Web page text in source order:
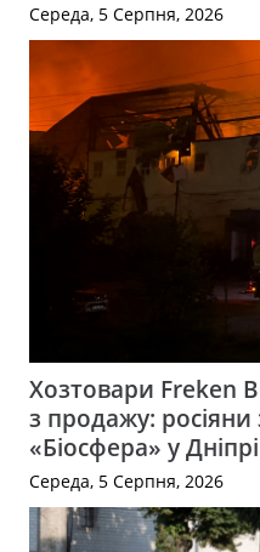
Середа, 5 Серпня, 2026
Хозтовари Freken
з продажу:
«Біосфера» у Дніпрі
Середа, 5 Серпня, 2026